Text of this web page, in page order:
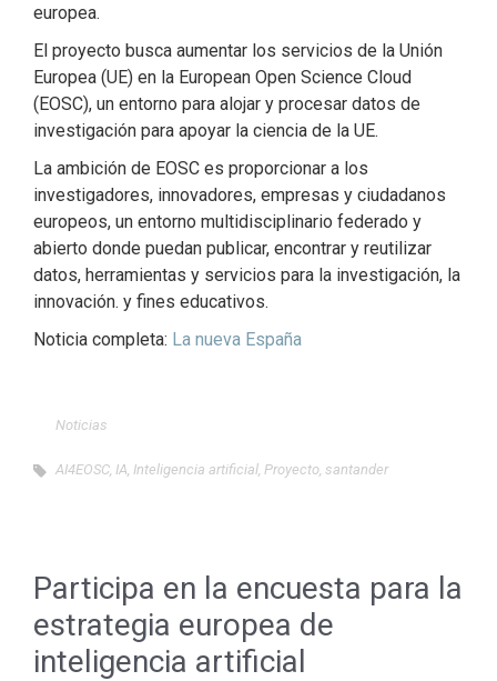
europea.
El proyecto busca aumentar los servicios de la Unión
Europea (UE) en la European Open Science Cloud
(EOSC), un entorno para alojar y procesar datos de
investigación para apoyar la ciencia de la UE.
La ambición de EOSC es proporcionar a los
investigadores, innovadores, empresas y ciudadanos
europeos, un entorno multidisciplinario federado y
abierto donde puedan publicar, encontrar y reutilizar
datos, herramientas y servicios para la investigación, la
innovación. y fines educativos.
Noticia completa: La nueva España
Noticias
AI4EOSC IA Inteligencia artificial Proyecto santander
Participa en la encuesta para la
estrategia europea de
inteligencia artificial